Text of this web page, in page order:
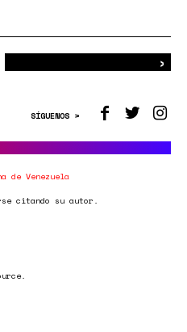
›
SÍGUENOS >
de Venezuela
citando su autor.